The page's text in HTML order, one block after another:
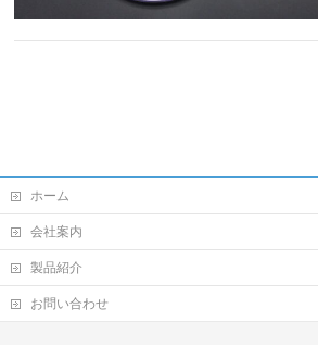
ホーム
会社案内
製品紹介
お問い合わせ